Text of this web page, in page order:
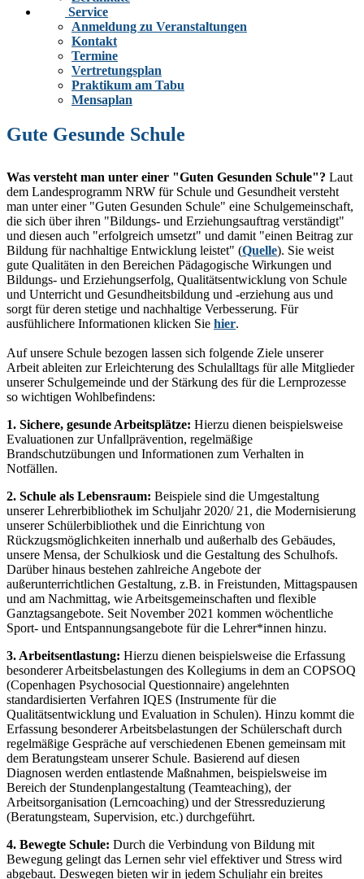
Service
Anmeldung zu Veranstaltungen
Kontakt
Termine
Vertretungsplan
Praktikum am Tabu
Mensaplan
Gute Gesunde Schule
Was versteht man unter einer "Guten Gesunden Schule"? Laut
dem Landesprogramm NRW für Schule und Gesundheit versteht
man unter einer "Guten Gesunden Schule" eine Schulgemeinschaft,
die sich über ihren "Bildungs- und Erziehungsauftrag verständigt"
und diesen auch "erfolgreich umsetzt" und damit "einen Beitrag zur
Bildung für nachhaltige Entwicklung leistet" (Quelle). Sie weist
gute Qualitäten in den Bereichen Pädagogische Wirkungen und
Bildungs- und Erziehungserfolg, Qualitätsentwicklung von Schule
und Unterricht und Gesundheitsbildung und -erziehung aus und
sorgt für deren stetige und nachhaltige Verbesserung. Für
ausfühlichere Informationen klicken Sie hier.
Auf unsere Schule bezogen lassen sich folgende Ziele unserer
Arbeit ableiten zur Erleichterung des Schulalltags für alle Mitglieder
unserer Schulgemeinde und der Stärkung des für die Lernprozesse
so wichtigen Wohlbefindens:
1. Sichere, gesunde Arbeitsplätze: Hierzu dienen beispielsweise
Evaluationen zur Unfallprävention, regelmäßige
Brandschutzübungen und Informationen zum Verhalten in
Notfällen.
2. Schule als Lebensraum: Beispiele sind die Umgestaltung
unserer Lehrerbibliothek im Schuljahr 2020/ 21, die Modernisierung
unserer Schülerbibliothek und die Einrichtung von
Rückzugsmöglichkeiten innerhalb und außerhalb des Gebäudes,
unsere Mensa, der Schulkiosk und die Gestaltung des Schulhofs.
Darüber hinaus bestehen zahlreiche Angebote der
außerunterrichtlichen Gestaltung, z.B. in Freistunden, Mittagspausen
und am Nachmittag, wie Arbeitsgemeinschaften und flexible
Ganztagsangebote. Seit November 2021 kommen wöchentliche
Sport- und Entspannungsangebote für die Lehrer*innen hinzu.
3. Arbeitsentlastung: Hierzu dienen beispielsweise die Erfassung
besonderer Arbeitsbelastungen des Kollegiums in dem an COPSOQ
(Copenhagen Psychosocial Questionnaire) angelehnten
standardisierten Verfahren IQES (Instrumente für die
Qualitätsentwicklung und Evaluation in Schulen). Hinzu kommt die
Erfassung besonderer Arbeitsbelastungen der Schülerschaft durch
regelmäßige Gespräche auf verschiedenen Ebenen gemeinsam mit
dem Beratungsteam unserer Schule. Basierend auf diesen
Diagnosen werden entlastende Maßnahmen, beispielsweise im
Bereich der Stundenplangestaltung (Teamteaching), der
Arbeitsorganisation (Lerncoaching) und der Stressreduzierung
(Beratungsteam, Supervision, etc.) durchgeführt.
4. Bewegte Schule: Durch die Verbindung von Bildung mit
Bewegung gelingt das Lernen sehr viel effektiver und Stress wird
abgebaut. Deswegen bieten wir in jedem Schuljahr ein breites